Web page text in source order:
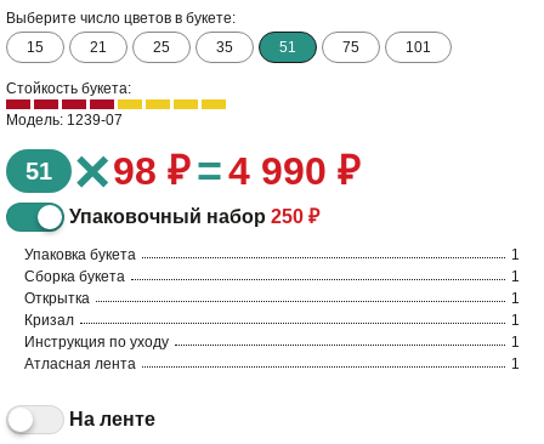
Выберите число цветов в букете:
15
21 25 35 51 75 101
Стойкость букета:
Модель: 1239-07
51 ×98 ₽=4 990 ₽
Упаковочный набор 250 ₽
Упаковка букета
1
Сборка букета
1
Открытка
1
Кризал
1
Инструкция по уходу
1
Атласная лента
1
На ленте